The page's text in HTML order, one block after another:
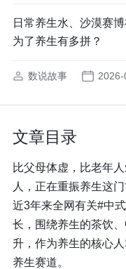
日常养生水、沙漠赛
为了养生有多拼？
数说故事
文章目录
比父母体虚，比老年
人，正在重振养生这
近3年来全网有关#中
长，围绕养生的茶饮
升，作为养生的核心
养生赛道。